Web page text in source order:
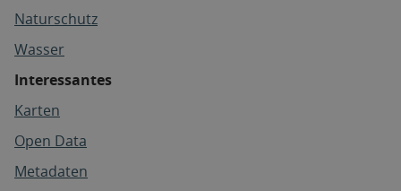
Naturschutz
Wasser
Interessantes
Karten
Open Data
Metadaten